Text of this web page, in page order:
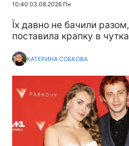
10:40 03.08.2026 Пн
Їх давно не бачили
поставила крапку в
КАТЕРИНА СОБКОВА